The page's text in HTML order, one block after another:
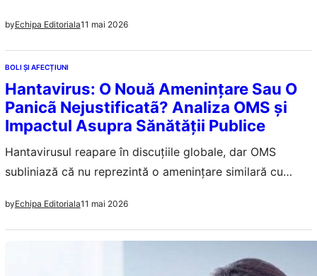
factorilor de risc este esențială.
byEchipa Editoriala11 mai 2026
BOLI ȘI AFECȚIUNI
Hantavirus: O Nouă Amenințare Sau O
Panicã Nejustificatã? Analiza OMS și
Impactul Asupra Sănătății Publice
Hantavirusul reapare în discuțiile globale, dar OMS
subliniază că nu reprezintă o amenințare similară cu
byEchipa Editoriala11 mai 2026